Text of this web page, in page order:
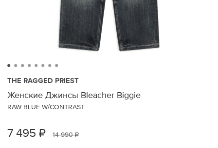
THE RAGGED PRIEST
Женские Джинсы Bleacher Biggie
RAW BLUE W/CONTRAST
7 495 ₽ 14 990 ₽